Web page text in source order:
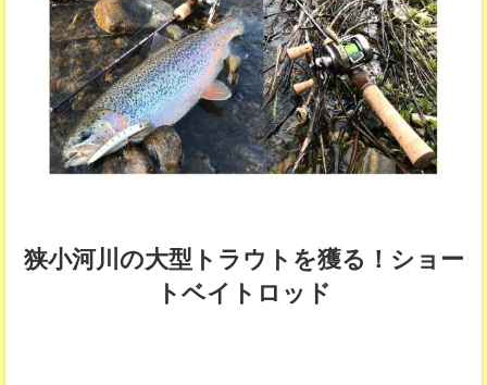
狭小河川の大型トラウトを獲る！ショー
トベイトロッド